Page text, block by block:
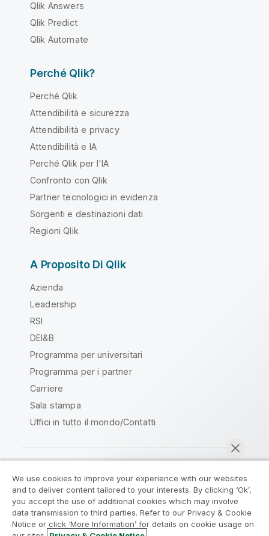
Qlik Answers
Qlik Predict
Qlik Automate
Perché Qlik?
Perché Qlik
Attendibilità e sicurezza
Attendibilità e privacy
Attendibilità e IA
Perché Qlik per l'IA
Confronto con Qlik
Partner tecnologici in evidenza
Sorgenti e destinazioni dati
Regioni Qlik
A Proposito Di Qlik
Azienda
Leadership
RSI
DEI&B
Programma per universitari
Programma per i partner
Carriere
Sala stampa
Uffici in tutto il mondo/Contatti
Qlik Community
Contratti
Termini del prodotto
Legal Policies
Note Legali
We use cookies to improve your experience with our websites
and to deliver content tailored to your interests. By clicking ‘Ok’,
you accept the use of additional cookies which may involve
data transmission to third parties. Refer to our Privacy & Cookie
Notice or click ‘More Information’ for details on cookie usage on